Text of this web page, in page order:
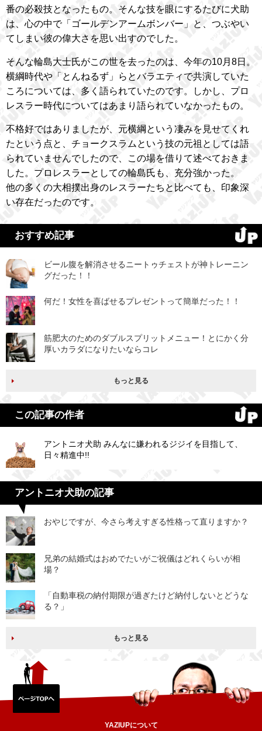
番の必殺技となったもの。そんな技を眼にするたびに犬助
は、心の中で「ゴールデンアームボンバー」と、つぶやい
てしまい彼の偉大さを思い出すのでした。
そんな輪島大士氏がこの世を去ったのは、今年の10月8日。
横綱時代や「とんねるず」らとバラエティで共演していた
ころについては、多く語られていたのです。しかし、プロ
レスラー時代についてはあまり語られていなかったもの。
不格好ではありましたが、元横綱という凄みを見せてくれ
たという点と、チョークスラムという技の元祖としては語
られていませんでしたので、この場を借りて述べておきま
した。プロレスラーとしての輪島氏も、充分強かった。
他の多くの大相撲出身のレスラーたちと比べても、印象深
い存在だったのです。
おすすめ記事
ビール腹を解消させるニートゥチェストが神トレーニン
グだった！！
何だ！女性を喜ばせるプレゼントって簡単だった！！
筋肥大のためのダブルスプリットメニュー！とにかく分
厚いカラダになりたいならコレ
もっと見る
この記事の作者
アントニオ犬助 みんなに嫌われるジジイを目指して、
日々精進中!!
アントニオ犬助の記事
おやじですが、今さら考えすぎる性格って直りますか？
兄弟の結婚式はおめでたいがご祝儀はどれくらいが相
場？
「自動車税の納付期限が過ぎたけど納付しないとどうな
る？」
もっと見る
YAZIUPについて